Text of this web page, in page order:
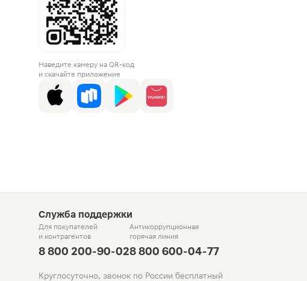
Наведите камеру на QR-код
и скачайте приложение
Служба поддержки
Для покупателей
и контрагентов
8 800 200-90-02
Антикоррупционная
горячая линия
8 800 600-04-77
Круглосуточно, звонок по России бесплатный